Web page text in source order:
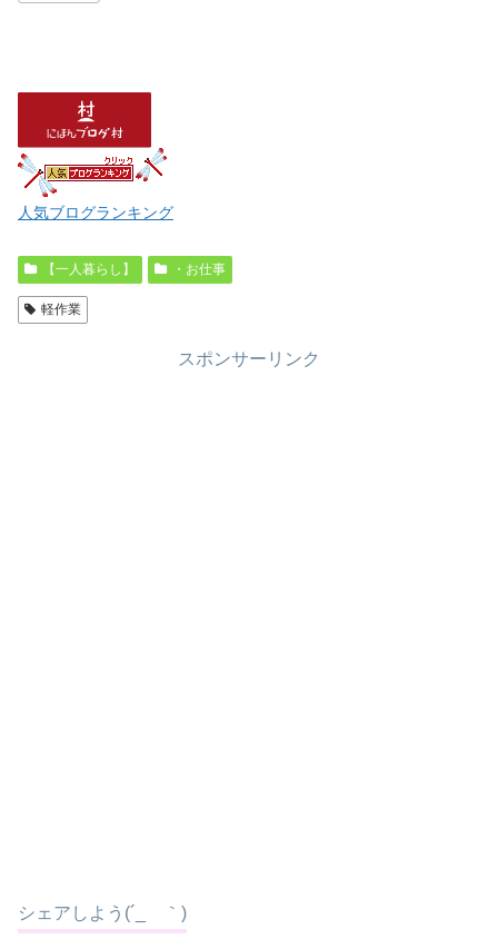
人気ブログランキング
【一人暮らし】 ・お仕事
軽作業
スポンサーリンク
シェアしよう(´_ゝ｀)